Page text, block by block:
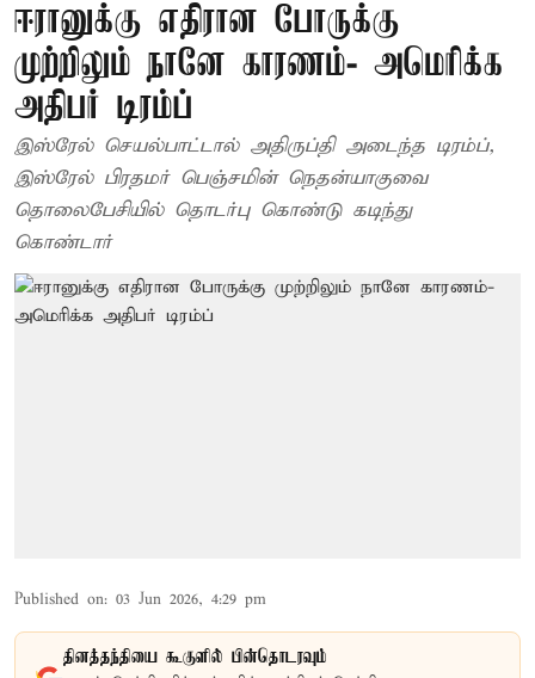
ஈரானுக்கு எதிரான போருக்கு
முற்றிலும் நானே காரணம்- அமெரிக்க
அதிபர் டிரம்ப்
இஸ்ரேல் செயல்பாட்டால் அதிருப்தி அடைந்த டிரம்ப்,
இஸ்ரேல் பிரதமர் பெஞ்சமின் நெதன்யாகுவை
தொலைபேசியில் தொடர்பு கொண்டு கடிந்து
கொண்டார்
Published on: 03 Jun 2026, 4:29 pm
தினத்தந்தியை கூகுளில் பின்தொடரவும்